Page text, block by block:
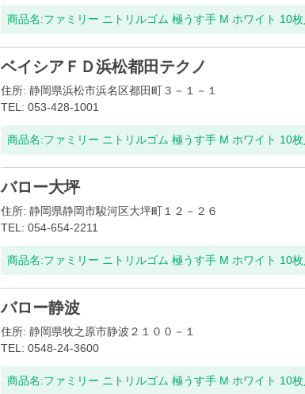
商品名:ファミリー ニトリルゴム 極うす手 M ホワイト 10枚
ベイシアＦＤ浜松都田テクノ
住所: 静岡県浜松市浜名区都田町３－１－１
TEL: 053-428-1001
商品名:ファミリー ニトリルゴム 極うす手 M ホワイト 10枚
バロー大坪
住所: 静岡県静岡市駿河区大坪町１２－２６
TEL: 054-654-2211
商品名:ファミリー ニトリルゴム 極うす手 M ホワイト 10枚
バロー静波
住所: 静岡県牧之原市静波２１００－１
TEL: 0548-24-3600
商品名:ファミリー ニトリルゴム 極うす手 M ホワイト 10枚